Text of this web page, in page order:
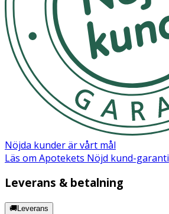
Nöjda kunder är vårt mål
Läs om Apotekets Nöjd kund-garanti
Leverans & betalning
🚚Leverans